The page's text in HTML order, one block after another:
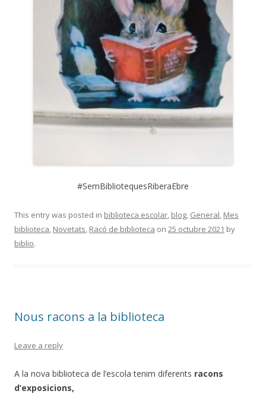
#SemBibliotequesRiberaEbre
This entry was posted in biblioteca escolar, blog, General, Mes
biblioteca, Novetats, Racó de biblioteca on 25 octubre 2021 by
biblio.
Nous racons a la biblioteca
Leave a reply
A la nova biblioteca de l’escola tenim diferents racons
d’exposicions,